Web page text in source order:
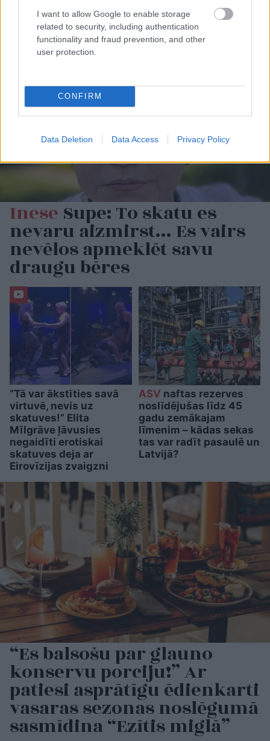
I want to allow Google to enable storage
related to security, including authentication
functionality and fraud prevention, and other
user protection.
CONFIRM
Data Deletion Data Access Privacy Policy
Inese Supe: To skatu es
nevaru aizmirst… Es vairs
nevēlos apmeklēt savu
draugu bēres
“Tā var ākstīties savā
virtuvē, nevis uz
skatuves!” Elita
Mīlgrāve ļāvusies
negaidīti erotiskai
skatuves deja ar
Eirovīzijas zvaigzni
ASV naftas rezerves
noslīdējušas līdz 45
gadu zemākajam
līmenim – kādas sekas
tas var radīt pasaulē un
Latvijā?
“Es balsošu par glauno
konservu porciju!” Ar
patiesi asprātīgu ēdienkarti
vasaras sezonas noslēgumā
sasmīdina “Ezītis miglā”